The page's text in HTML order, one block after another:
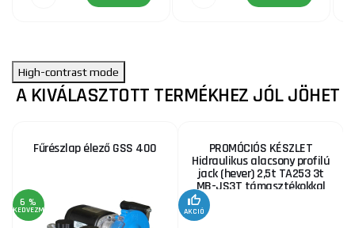
High-contrast mode
A KIVÁLASZTOTT TERMÉKHEZ JÓL JÖHET
Fűrészlap élező GSS 400
6 %
KEDVEZMÉNY
PROMÓCIÓS KÉSZLET
Hidraulikus alacsony profilú
jack (hever) 2,5t TA253 3t
MB-JS3T támasztékokkal
AKCIÓ